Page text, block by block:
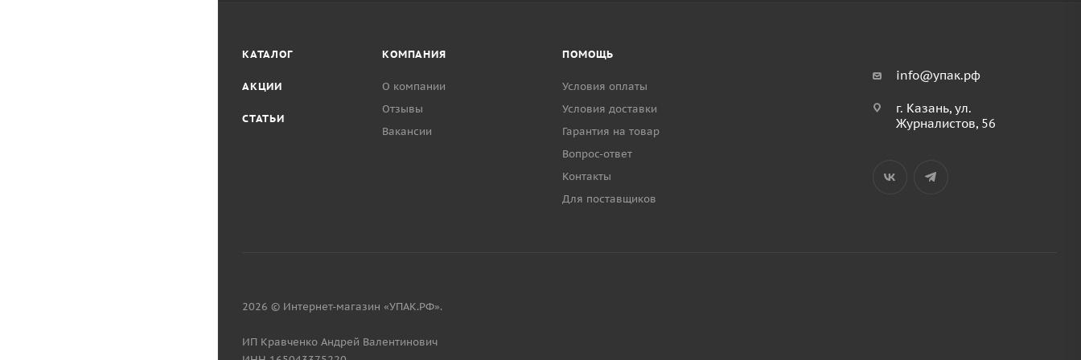
КАТАЛОГ
АКЦИИ
СТАТЬИ
КОМПАНИЯ
О компании
Отзывы
Вакансии
ПОМОЩЬ
Условия оплаты
Условия доставки
Гарантия на товар
Вопрос-ответ
Контакты
Для поставщиков
info@упак.рф
г. Казань, ул.
Журналистов, 56
2026 © Интернет-магазин «УПАК.РФ».
ИП Кравченко Андрей Валентинович